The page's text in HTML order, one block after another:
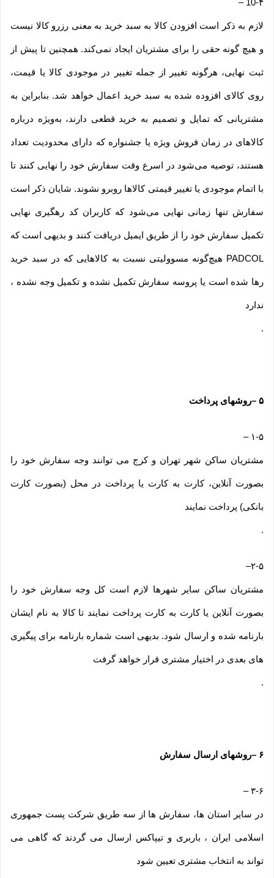
10-۴ –
لازم به ذکر است افزودن کالا به سبد خرید به معنی رزرو کالا نیست
و هیچ گونه حقی را برای مشتریان ایجاد نمی‌کند. همچنین تا پیش از
ثبت نهایی، هرگونه تغییر از جمله تغییر در موجودی کالا یا قیمت،
روی کالای افزوده شده به سبد خرید اعمال خواهد شد. بنابراین به
مشتریانی که تمایل و تصمیم به خرید قطعی دارند، به‌ویژه درباره
کالاهای در زمان فروش ویژه یا جشنواره که دارای محدودیت تعداد
هستند، توصیه می‌شود در اسرع وقت سفارش خود را نهایی کنند تا
با اتمام موجودی یا تغییر قیمتی کالاها روبرو نشوند. شایان ذکر است
سفارش تنها زمانی نهایی می‌شود که کاربران کد رهگیری نهایی
تکمیل سفارش خود را از طریق ایمیل دریافت کنند و بدیهی است که
PADCOL هیچ‌گونه مسوولیتی نسبت به کالاهایی که در سبد خرید
رها شده است یا پروسه سفارش تکمیل نشده و تکمیل وجه نشده ،
ندارد
.
۵ –روشهای پرداخت
۱-۵ –
مشتریان ساکن شهر تهران و کرج می توانند وجه سفارش خود را
بصورت آنلاین، کارت به کارت یا پرداخت در محل (بصورت کارت
بانکی) پرداخت نمایند
.
۲-۵–
مشتریان ساکن سایر شهرها لازم است کل وجه سفارش خود را
بصورت آنلاین یا کارت به کارت پرداخت نمایند تا کالا به نام ایشان
بارنامه شده و ارسال شود. بدیهی است شماره بارنامه برای پیگیری
های بعدی در اختیار مشتری قرار خواهد گرفت
.
۶ –روشهای ارسال سفارش
۳-۶–
در سایر استان ها، سفارش ها از سه طریق شرکت پست جمهوری
اسلامی ایران ، باربری و تیپاکس ارسال می گردند که گاهی می
تواند به انتخاب مشتری تعیین شود